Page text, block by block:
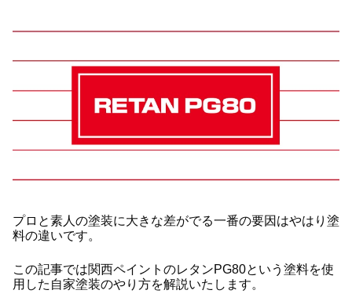
プロと素人の塗装に大きな差がでる一番の要因はやはり塗
料の違いです。
この記事では関西ペイントのレタンPG80という塗料を使
用した自家塗装のやり方を解説いたします。